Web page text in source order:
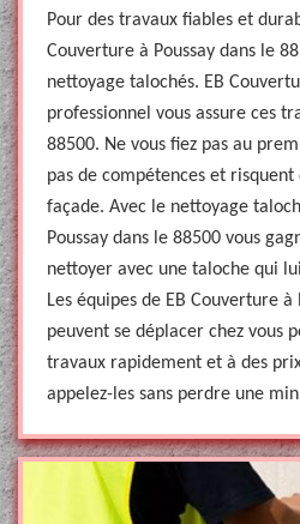
Pour des travaux fiables et
Couverture à Poussay dans le
nettoyage talochés. EB
professionnel vous assure ces
88500. Ne vous fiez pas au
pas de compétences et
façade. Avec le nettoyage
Poussay dans le 88500 vous
nettoyer avec une taloche qui
Les équipes de EB Couverture à
peuvent se déplacer chez vous
travaux rapidement et à des
appelez-les sans perdre une